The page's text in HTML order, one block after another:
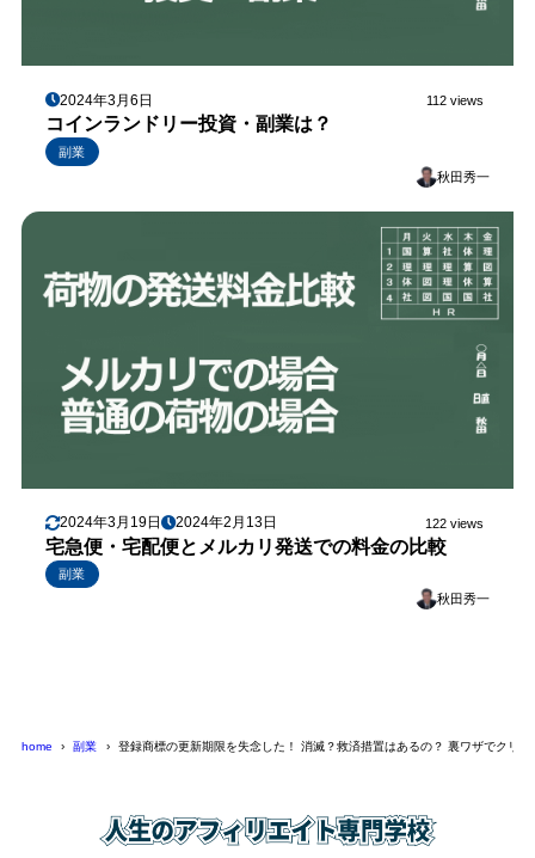
2024年3月6日 112 views
コインランドリー投資・副業は？
副業
秋田秀一
2024年3月19日 2024年2月13日 122 views
宅急便・宅配便とメルカリ発送での料金の比較
副業
秋田秀一
home 副業 登録商標の更新期限を失念した！ 消滅？救済措置はあるの？ 裏ワザでクリア